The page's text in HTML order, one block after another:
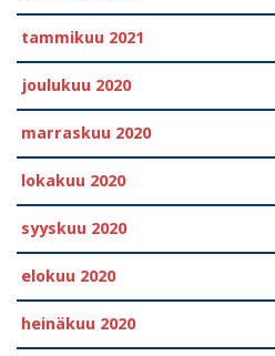
tammikuu 2021
joulukuu 2020
marraskuu 2020
lokakuu 2020
syyskuu 2020
elokuu 2020
heinäkuu 2020